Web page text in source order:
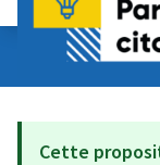
Budget Participatif
💡 Consulter les
Cette